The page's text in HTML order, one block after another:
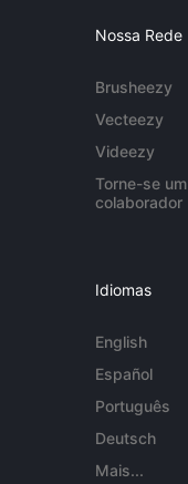
Nossa Rede
Brusheezy
Vecteezy
Videezy
Torne-se um
colaborador
Idiomas
English
Español
Português
Deutsch
Mais...